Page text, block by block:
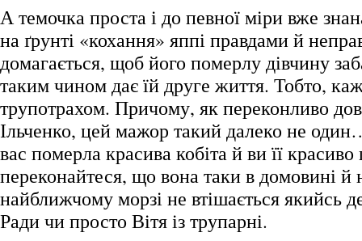
А темочка проста і до певної міри вже
на ґрунті «кохання» яппі правдами й
домагається, щоб його померлу дівчину
таким чином дає їй друге життя. Тобто,
трупотрахом. Причому, як переконливо
Ільченко, цей мажор такий далеко не
вас померла красива кобіта й ви її
переконайтеся, що вона таки в домовині й
найближчому морзі не втішається якийсь
Ради чи просто Вітя із трупарні.